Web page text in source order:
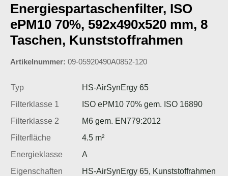
Energiespartaschenfilter, ISO
ePM10 70%, 592x490x520 mm, 8
Taschen, Kunststoffrahmen
Artikelnummer: 09-05920490A0852-120
Typ
HS-AirSynErgy 65
Filterklasse 1
ISO ePM10 70% gem. ISO 16890
Filterklasse 2
M6 gem. EN779:2012
Filterfläche
4.5 m²
Energieklasse
A
Eigenschaften
HS-AirSynErgy 65, Kunststoffrahmen